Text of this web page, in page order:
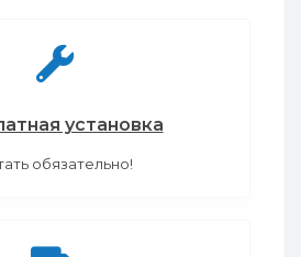
установка
обязательно!